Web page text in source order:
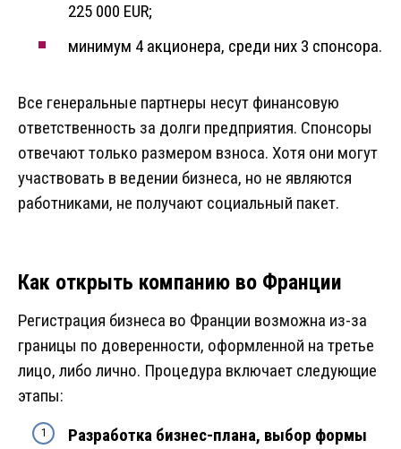
225 000 EUR;
минимум 4 акционера, среди них 3 спонсора.
Все генеральные партнеры несут финансовую
ответственность за долги предприятия. Спонсоры
отвечают только размером взноса. Хотя они могут
участвовать в ведении бизнеса, но не являются
работниками, не получают социальный пакет.
Как открыть компанию во Франции
Регистрация бизнеса во Франции возможна из-за
границы по доверенности, оформленной на третье
лицо, либо лично. Процедура включает следующие
этапы:
Разработка бизнес-плана, выбор формы